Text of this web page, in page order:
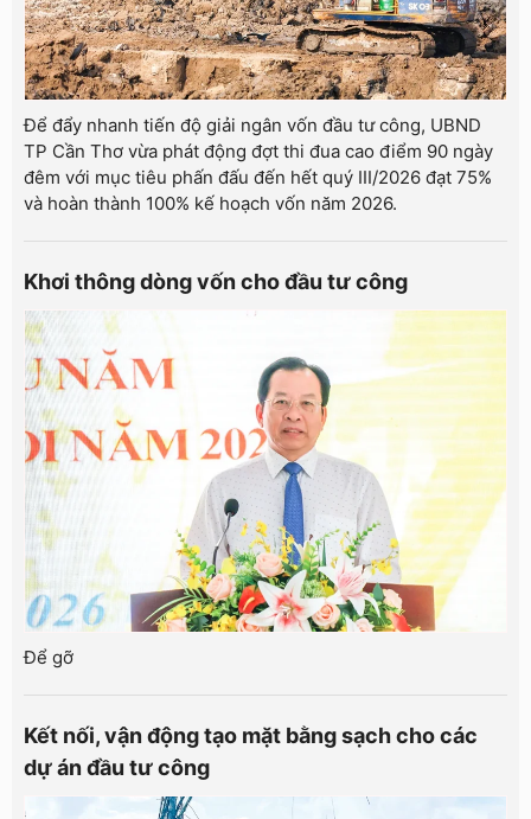
Để đẩy nhanh tiến độ giải ngân vốn đầu tư công, UBND
TP Cần Thơ vừa phát động đợt thi đua cao điểm 90 ngày
đêm với mục tiêu phấn đấu đến hết quý III/2026 đạt 75%
và hoàn thành 100% kế hoạch vốn năm 2026.
Khơi thông dòng vốn cho đầu tư công
Để gỡ
Kết nối, vận động tạo mặt bằng sạch cho các
dự án đầu tư công